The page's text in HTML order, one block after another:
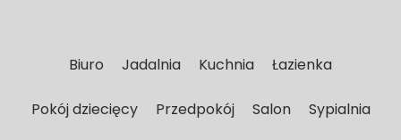
Biuro Jadalnia Kuchnia Łazienka
Pokój dziecięcy Przedpokój Salon Sypialnia